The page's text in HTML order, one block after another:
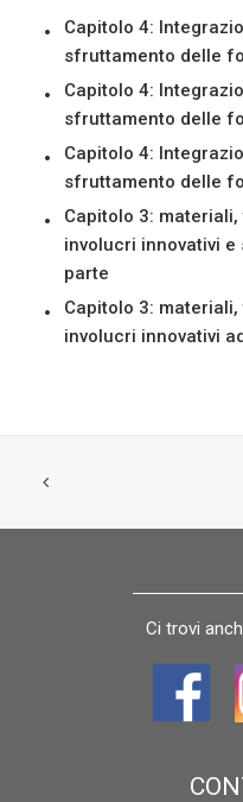
Capitolo 4:
sfruttamento delle
Capitolo 4:
sfruttamento delle
Capitolo 4:
sfruttamento delle
Capitolo 3:
involucri innovativi e
parte
Capitolo 3:
involucri innovativi
Ci trovi